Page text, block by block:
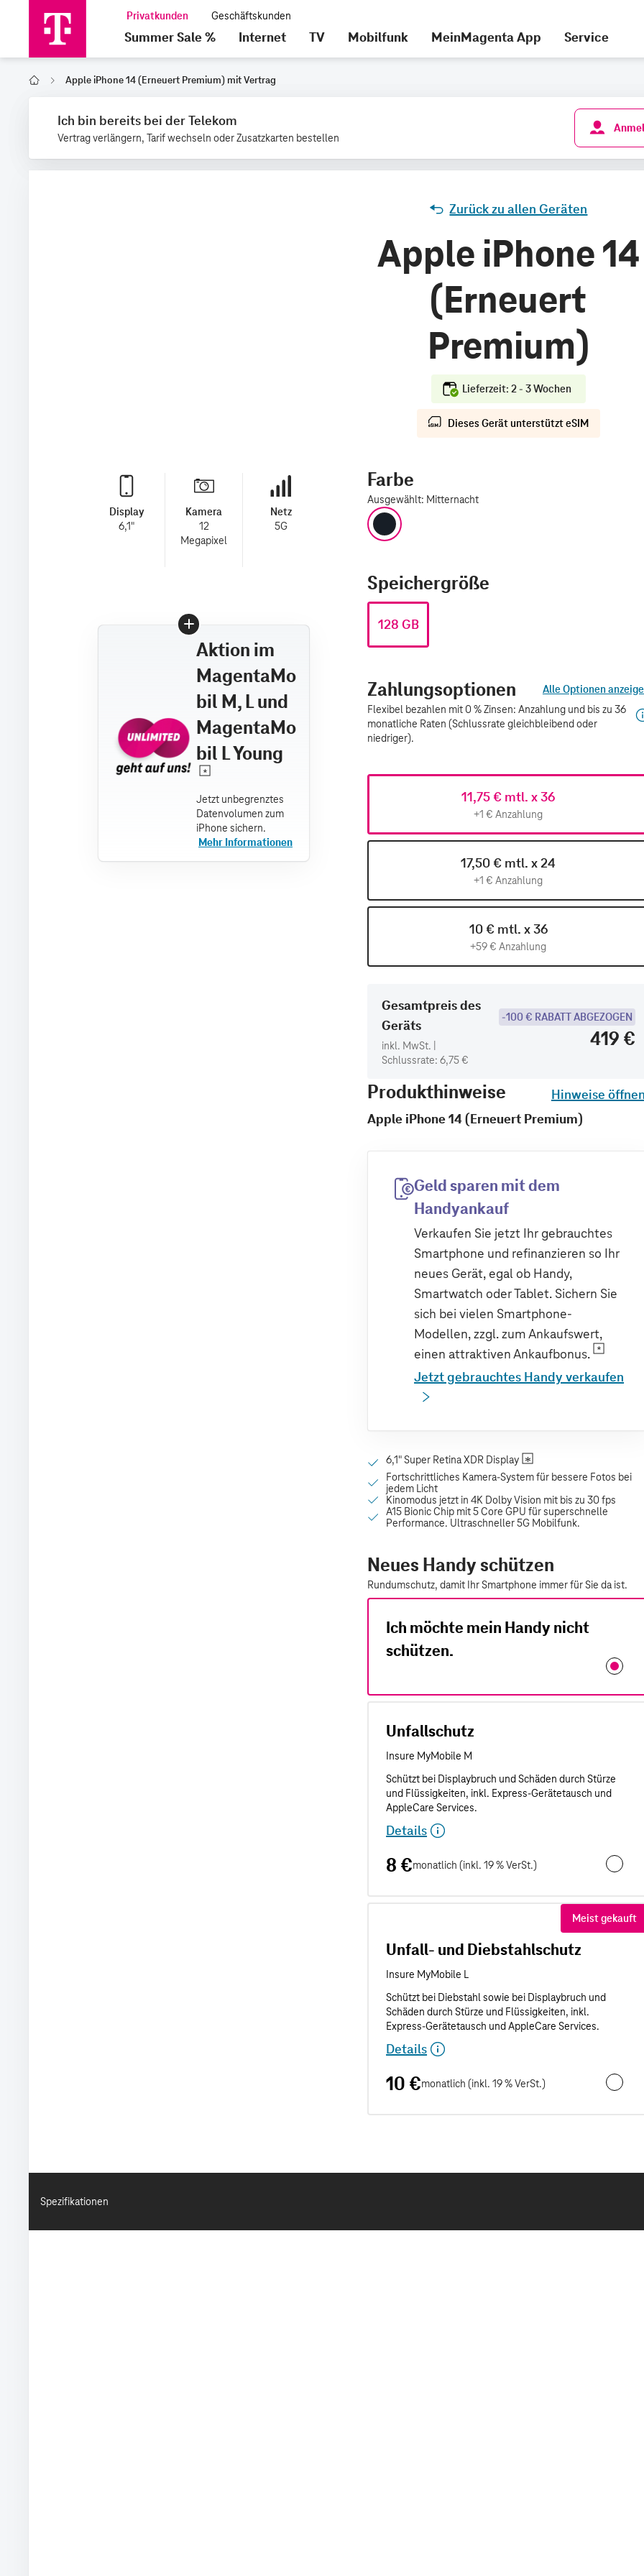
Summer Sale % Internet TV Mobilfunk MeinMagenta App Service
Home Apple iPhone 14 (Erneuert Premium) mit Vertrag
Ich bin bereits bei der Telekom
Vertrag verlängern, Tarif wechseln oder Zusatzkarten bestellen
Display
6,1"
Kamera
12
Megapixel
Netz
5G
Aktion im
MagentaMo
bil M, L und
MagentaMo
bil L Young
Zurück zu allen Geräten
Apple iPhone 14
(Erneuert
Premium)
Lieferzeit: 2 - 3 Wochen
Dieses Gerät unterstützt eSIM
Farbe
Ausgewählt: Mitternacht
Speichergröße
128 GB
Zahlungsoptionen
Alle Optionen
Flexibel bezahlen mit 0 % Zinsen: Anzahlung und bis zu 36
monatliche Raten (Schlussrate gleichbleibend oder
niedriger).
11,75 € mtl. x 36
+1 € Anzahlung
17,50 € mtl. x 24
+1 € Anzahlung
10 € mtl. x 36
+59 € Anzahlung
Gesamtpreis des
Geräts
inkl. MwSt. |
Schlussrate: 6,75 €
-100 € RABATT ABGEZOGEN
419 €
Produkthinweise
Hinweise
Apple iPhone 14 (Erneuert Premium)
Geld sparen mit dem
Handyankauf
Verkaufen Sie jetzt Ihr gebrauchtes
Smartphone und refinanzieren so Ihr
neues Gerät, egal ob Handy,
Smartwatch oder Tablet. Sichern Sie
sich bei vielen Smartphone-
Modellen, zzgl. zum Ankaufswert,
einen attraktiven Ankaufbonus.
Jetzt gebrauchtes Handy verkaufen
Neues Handy schützen
Rundumschutz, damit Ihr Smartphone immer für Sie da ist.
Ich möchte mein Handy nicht
schützen.
Unfallschutz
Details
8 €monatlich (inkl. 19 % VerSt.)
Meist gekauft
Unfall- und Diebstahlschutz
Details
10 €monatlich (inkl. 19 % VerSt.) Unfall-
Spezifikationen